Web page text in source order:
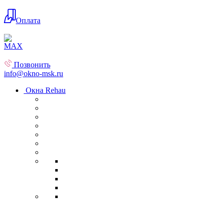
Оплата
Позвонить
info@okno-msk.ru
Окна Rehau